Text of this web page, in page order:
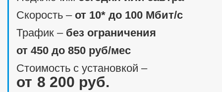
Скорость ‒ от 10* до 100 Мбит/c
Трафик ‒ без ограничения
от 450 до 850 руб/мес
Стоимость с установкой ‒
8 200 руб.